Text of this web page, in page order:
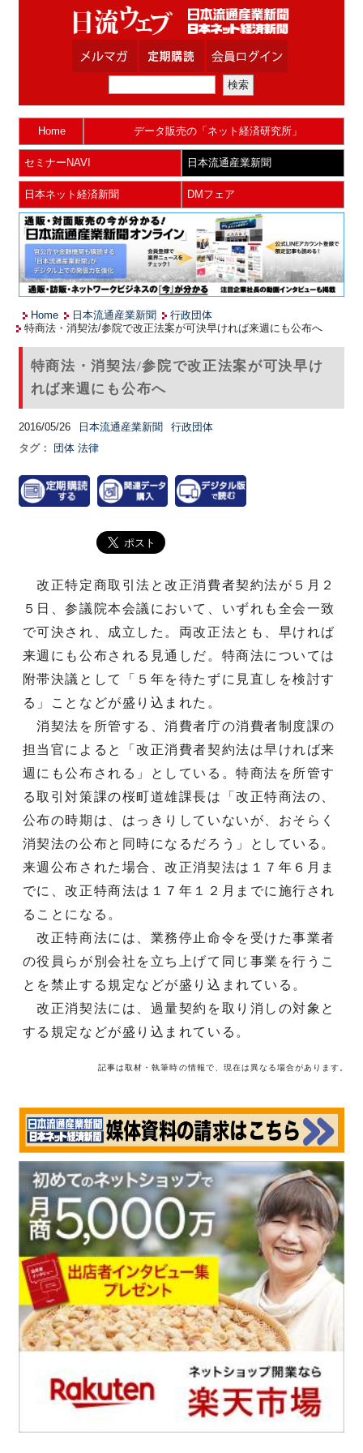
Home データ販売の「ネット経済研究所」
セミナーNAVI 日本流通産業新聞
日本ネット経済新聞 DMフェア
Home 日本流通産業新聞
行政団体
特商法・消契法/参院で改正法案が可決早ければ来週にも公布へ
特商法・消契法/参院で改正法案が可決早け
れば来週にも公布へ
2016/05/26 日本流通産業新聞
行政団体
タグ：
団体 法律
改正特定商取引法と改正消費者契約法が５月２
５日、参議院本会議において、いずれも全会一致
で可決され、成立した。両改正法とも、早ければ
来週にも公布される見通しだ。特商法については
附帯決議として「５年を待たずに見直しを検討す
る」ことなどが盛り込まれた。
消契法を所管する、消費者庁の消費者制度課の
担当官によると「改正消費者契約法は早ければ来
週にも公布される」としている。特商法を所管す
る取引対策課の桜町道雄課長は「改正特商法の、
公布の時期は、はっきりしていないが、おそらく
消契法の公布と同時になるだろう」としている。
来週公布された場合、改正消契法は１７年６月ま
でに、改正特商法は１７年１２月までに施行され
ることになる。
改正特商法には、業務停止命令を受けた事業者
の役員らが別会社を立ち上げて同じ事業を行うこ
とを禁止する規定などが盛り込まれている。
改正消契法には、過量契約を取り消しの対象と
する規定などが盛り込まれている。
記事は取材・執筆時の情報で、現在は異なる場合があります。